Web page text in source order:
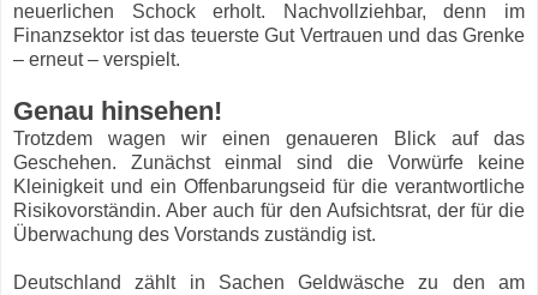
neuerlichen Schock erholt. Nachvollziehbar, denn im
Finanzsektor ist das teuerste Gut Vertrauen und das Grenke
– erneut – verspielt.
Genau hinsehen!
Trotzdem wagen wir einen genaueren Blick auf das
Geschehen. Zunächst einmal sind die Vorwürfe keine
Kleinigkeit und ein Offenbarungseid für die verantwortliche
Risikovorständin. Aber auch für den Aufsichtsrat, der für die
Überwachung des Vorstands zuständig ist.
Deutschland zählt in Sachen Geldwäsche zu den am